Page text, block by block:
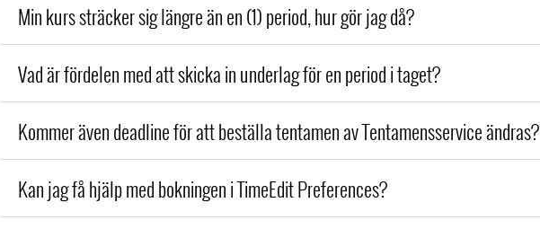
Min kurs sträcker sig längre än en (1) period, hur gör jag då?
Vad är fördelen med att skicka in underlag för en period i taget?
Kommer även deadline för att beställa tentamen av Tentamensservice ändras?
Kan jag få hjälp med bokningen i TimeEdit Preferences?